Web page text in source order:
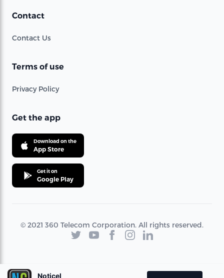
Contact
Contact Us
Terms of use
Privacy Policy
Get the app
Download on the
App Store
Get it on
Google Play
© 2021 360 Telecom Corporation. All rights reserved.
Noticel